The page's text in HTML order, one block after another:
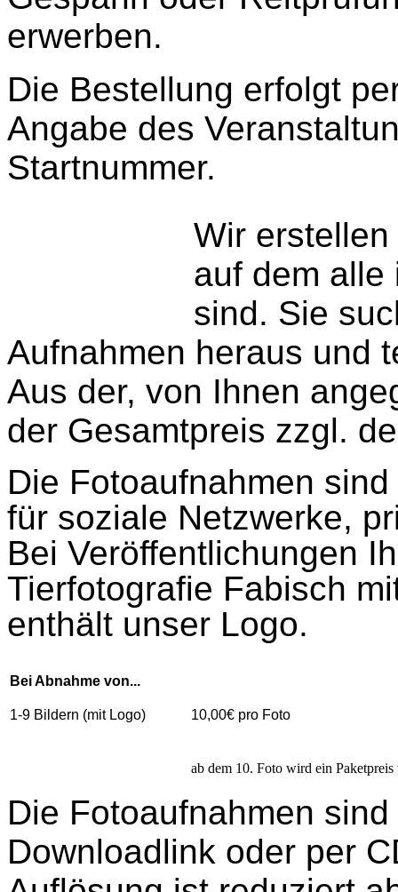
erwerben.
Die Bestellung erfolgt
Angabe des
Startnummer.
Wir
auf dem alle
sind. Sie
Aufnahmen heraus und
Aus der, von Ihnen
der Gesamtpreis zzgl.
Die Fotoaufnahmen
für soziale Netzwerke,
Bei Veröffentlichungen
Tierfotografie Fabisch
enthält unser Logo.
Bei Abnahme von...
1-9 Bildern (mit Logo) 10,00€ pro Foto
ab dem 10. Foto wird ein Paketpreis
Die Fotoaufnahmen
Downloadlink oder per